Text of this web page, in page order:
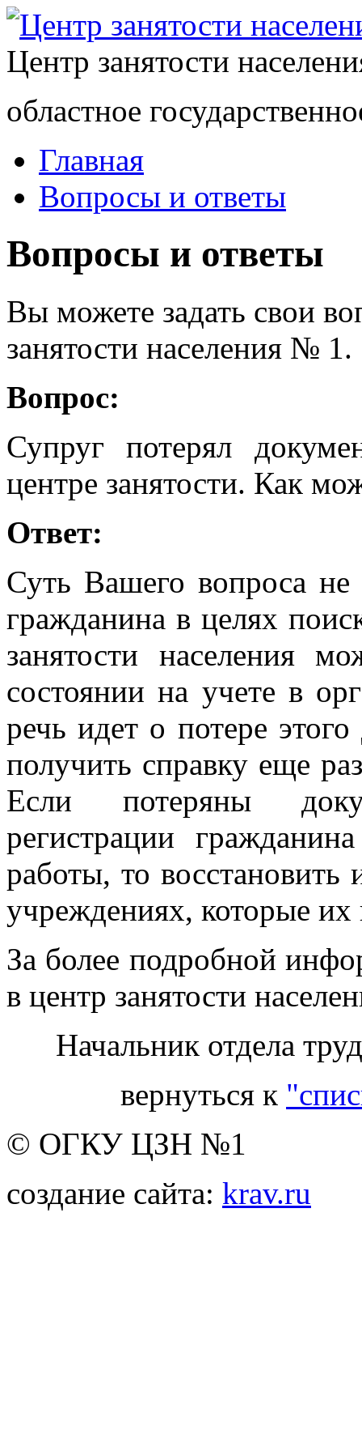
Центр занятости
областное
Главная
Вопросы и ответы
Вопросы и ответы
Вы можете задать свои
занятости населения № 1.
Вопрос:
Супруг потерял
центре занятости. Как
Ответ:
Суть Вашего вопроса не
гражданина в целях
занятости населения
состоянии на учете в
речь идет о потере
получить справку еще
Если потеряны
регистрации
работы, то
учреждениях, которые их
За более подробной
в центр занятости
Начальник отдела
вернуться к
© ОГКУ ЦЗН №1
создание сайта: krav.ru